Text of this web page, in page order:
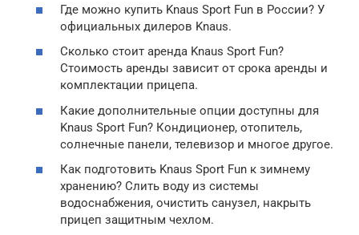
Где можно купить Knaus Sport Fun в России? У
официальных дилеров Knaus.
Сколько стоит аренда Knaus Sport Fun?
Стоимость аренды зависит от срока аренды и
комплектации прицепа.
Какие дополнительные опции доступны для
Knaus Sport Fun? Кондиционер, отопитель,
солнечные панели, телевизор и многое другое.
Как подготовить Knaus Sport Fun к зимнему
хранению? Слить воду из системы
водоснабжения, очистить санузел, накрыть
прицеп защитным чехлом.